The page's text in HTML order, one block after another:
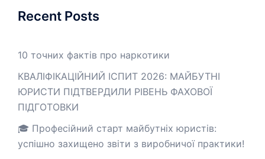
Recent Posts
10 точних фактів про наркотики
КВАЛІФІКАЦІЙНИЙ ІСПИТ 2026: МАЙБУТНІ
ЮРИСТИ ПІДТВЕРДИЛИ РІВЕНЬ ФАХОВОЇ
ПІДГОТОВКИ
🎓 Професійний старт майбутніх юристів:
успішно захищено звіти з виробничої практики!